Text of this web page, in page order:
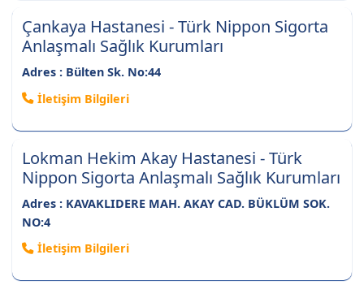
Çankaya Hastanesi - Türk Nippon Sigorta
Anlaşmalı Sağlık Kurumları
Adres : Bülten Sk. No:44
İletişim Bilgileri
Lokman Hekim Akay Hastanesi - Türk
Nippon Sigorta Anlaşmalı Sağlık Kurumları
Adres : KAVAKLIDERE MAH. AKAY CAD. BÜKLÜM SOK.
NO:4
İletişim Bilgileri